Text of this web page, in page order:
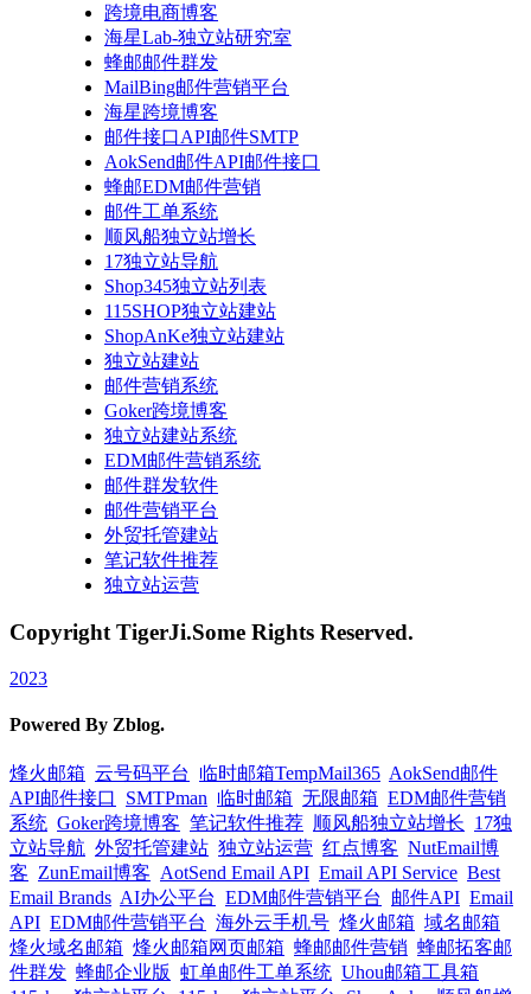
跨境电商博客
海星Lab-独立站研究室
蜂邮邮件群发
MailBing邮件营销平台
海星跨境博客
邮件接口API邮件SMTP
AokSend邮件API邮件接口
蜂邮EDM邮件营销
邮件工单系统
顺风船独立站增长
17独立站导航
Shop345独立站列表
115SHOP独立站建站
ShopAnKe独立站建站
独立站建站
邮件营销系统
Goker跨境博客
独立站建站系统
EDM邮件营销系统
邮件群发软件
邮件营销平台
外贸托管建站
笔记软件推荐
独立站运营
Copyright TigerJi.Some Rights Reserved.
2023
Powered By Zblog.
烽火邮箱 云号码平台 临时邮箱TempMail365 AokSend邮件
API邮件接口
SMTPman 临时邮箱 无限邮箱 EDM邮件营销
系统 Goker跨境博客 笔记软件推荐 顺风船独立站增长 17独
立站导航 外贸托管建站 独立站运营 红点博客 NutEmail博
客 ZunEmail博客 AotSend Email API Email API Service Best
Email Brands AI办公平台 EDM邮件营销平台 邮件API Email
API EDM邮件营销平台 海外云手机号 烽火邮箱 域名邮箱
烽火域名邮箱 烽火邮箱网页邮箱 蜂邮邮件营销 蜂邮拓客邮
件群发 蜂邮企业版 虹单邮件工单系统 Uhou邮箱工具箱